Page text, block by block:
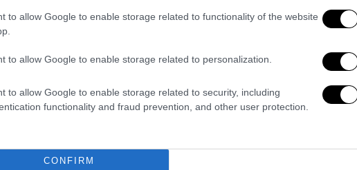
to allow Google to enable storage related to functionality of the website
to allow Google to enable storage related to personalization.
to allow Google to enable storage related to security, including
functionality and fraud prevention, and other user protection.
CONFIRM
0
LA REDAZIONE